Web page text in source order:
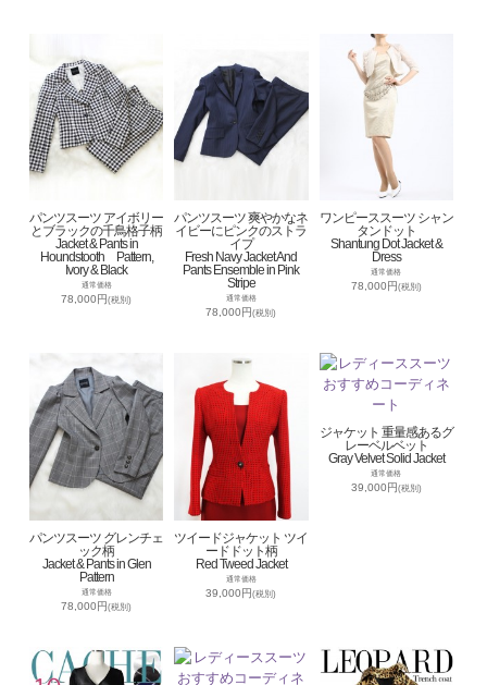
パンツスーツ アイボリー
とブラックの千鳥格子柄
Jacket & Pants in
Houndstooth Pattern,
Ivory & Black
通常価格
78,000円(税別)
パンツスーツ 爽やかなネ
イビーにピンクのストラ
イプ
Fresh Navy Jacket And
Pants Ensemble in Pink
Stripe
通常価格
78,000円(税別)
ワンピーススーツ シャン
タンドット
Shantung Dot Jacket &
Dress
通常価格
78,000円(税別)
パンツスーツ グレンチェ
ック柄
Jacket & Pants in Glen
Pattern
通常価格
78,000円(税別)
ツイードジャケット ツイ
ードドット柄
Red Tweed Jacket
通常価格
39,000円(税別)
ジャケット 重量感あるグ
レーベルベット
Gray Velvet Solid Jacket
通常価格
39,000円(税別)